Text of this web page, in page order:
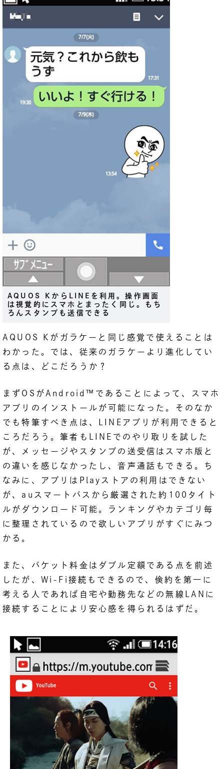
AQUOS KからLINEを利用。操作画面
は視覚的にスマホとまったく同じ。もち
ろんスタンプも送信できる
AQUOS Kがガラケーと同じ感覚で使えることは
わかった。では、従来のガラケーより進化してい
る点は、どこだろうか？
まずOSがAndroid™であることによって、スマホ
アプリのインストールが可能になった。そのなか
でも特筆すべき点は、LINEアプリが利用できると
ころだろう。筆者もLINEでのやり取りを試した
が、メッセージやスタンプの送受信はスマホ版と
の違いを感じなかったし、音声通話もできる。ち
なみに、アプリはPlayストアの利用はできない
が、auスマートパスから厳選された約100タイト
ルがダウンロード可能。ランキングやカテゴリ毎
に整理されているので欲しいアプリがすぐにみつ
かる。
また、パケット料金はダブル定額である点を前述
したが、Wi-Fi接続もできるので、倹約を第一に
考える人であれば自宅や勤務先などの無線LANに
接続することにより安心感を得られるはずだ。